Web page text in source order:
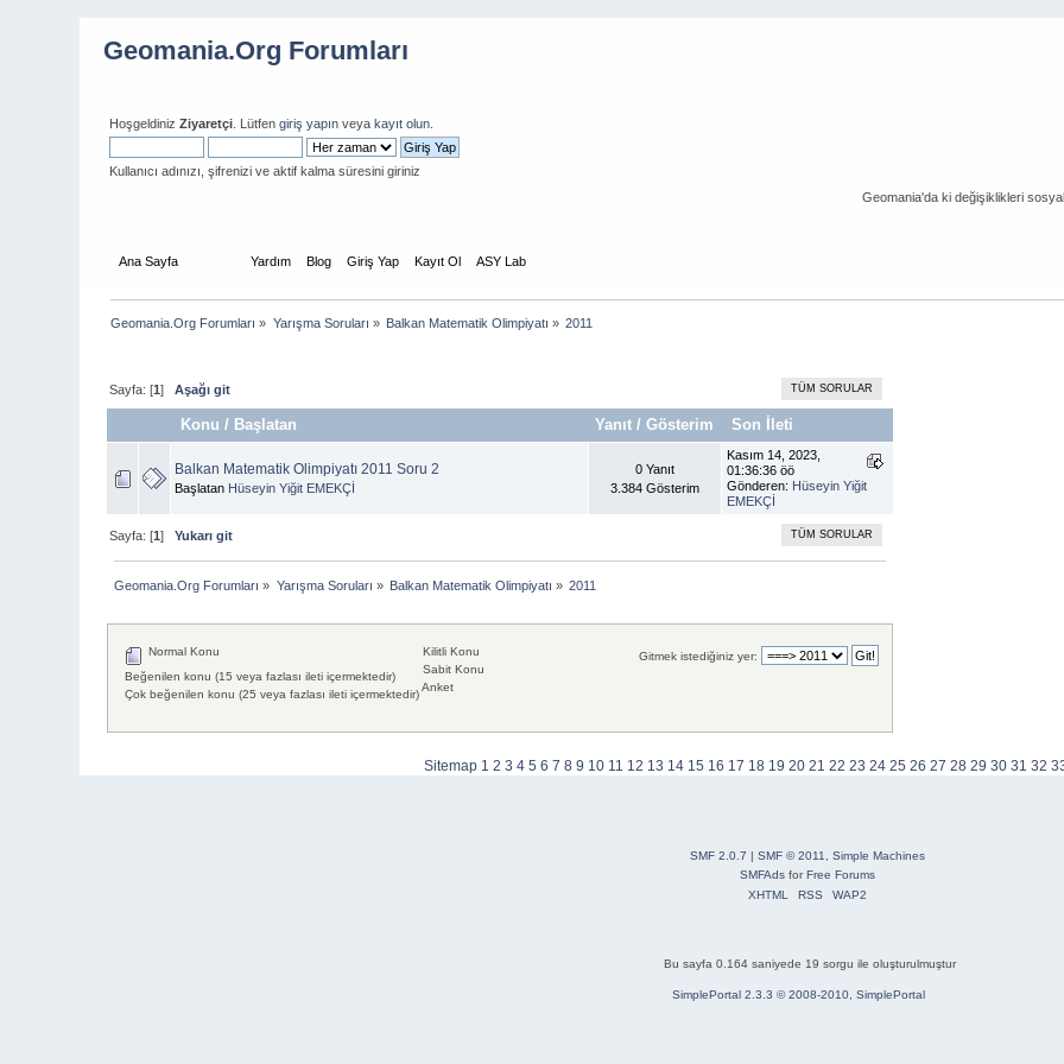
Geomania.Org Forumları
HoşgeldinizZiyaretçi . Lütfengiriş yapın veyakayıt olun
Kullanıcı adınızı, şifrenizi ve aktif kalma süresini giriniz
Geomania'da ki değişiklikleri
Ana Sayfa Yardım Blog Giriş Yap Kayıt Ol ASY Lab
Geomania.Org Forumları » Yarışma Soruları » Balkan Matematik Olimpiyatı » 2011
Sayfa: [1]Aşağı git TÜM SORULAR
Konu / Başlatan Yanıt /Gösterim Son İleti
Balkan Matematik Olimpiyatı 2011 Soru 2
Başlatan Hüseyin Yiğit EMEKÇİ
0 Yanıt
3.384 Gösterim
Kasım 14, 2023,
01:36:36 öö
Gönderen: Hüseyin Yiğit
EMEKÇİ
TÜM SORULAR
Sayfa: [1]Yukarı git
Geomania.Org Forumları » Yarışma Soruları » Balkan Matematik Olimpiyatı » 2011
Gitmek istediğiniz yer:
Normal Konu
Beğenilen konu (15 veya fazlası ileti içermektedir)
Çok beğenilen konu (25 veya fazlası ileti içermektedir)
Kilitli Konu
Sabit Konu
Anket
Sitemap 1 2 3 4 5 6 7 8 9 10 11 12 13 14 15 16 17 18 19 20 21 22 23 24 25 26 27 28 29 30 31 32
SMF 2.0.7 | SMF © 2011
Simple Machines
SMFAdsforFree Forums
XHTML
RSS WAP2
Bu sayfa 0.164 saniyede 19 sorgu ile oluşturulmuştur
SimplePortal 2.3.3 © 2008-2010, SimplePortal